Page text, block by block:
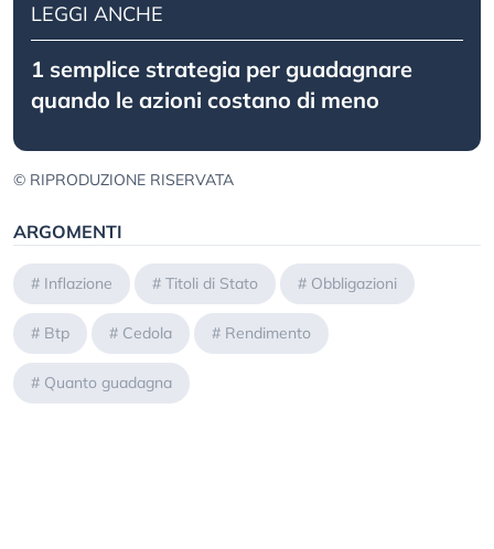
LEGGI ANCHE
1 semplice strategia per guadagnare
quando le azioni costano di meno
© RIPRODUZIONE RISERVATA
ARGOMENTI
# Inflazione # Titoli di Stato # Obbligazioni
# Btp # Cedola # Rendimento
# Quanto guadagna